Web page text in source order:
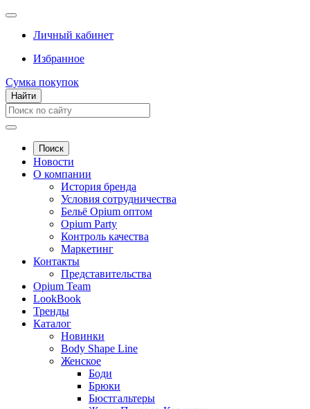
Личный кабинет
Избранное
Сумка покупок
Найти
Поиск
Новости
О компании
История бренда
Условия сотрудничества
Бельё Opium оптом
Opium Party
Контроль качества
Маркетинг
Контакты
Представительства
Opium Team
LookBook
Тренды
Каталог
Новинки
Body Shape Line
Женское
Боди
Брюки
Бюстгальтеры